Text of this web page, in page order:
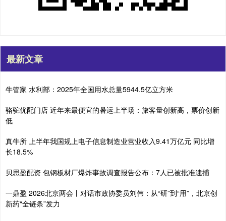
最新文章
牛管家 水利部：2025年全国用水总量5944.5亿立方米
骆驼优配门店 近年来最便宜的暑运上半场：旅客量创新高，票价创新
低
真牛所 上半年我国规上电子信息制造业营业收入9.41万亿元 同比增
长18.5%
贝思盈配资 包钢板材厂爆炸事故调查报告公布：7人已被批准逮捕
一鼎盈 2026北京两会丨对话市政协委员刘伟：从“研”到“用”，北京创
新药“全链条”发力